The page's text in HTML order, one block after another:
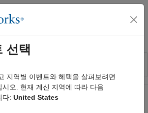
탐색 메뉴 토글
선택
지역별 이벤트와 혜택을 살펴보려면
오. 현재 계신 지역에 따라 다음
다: United States